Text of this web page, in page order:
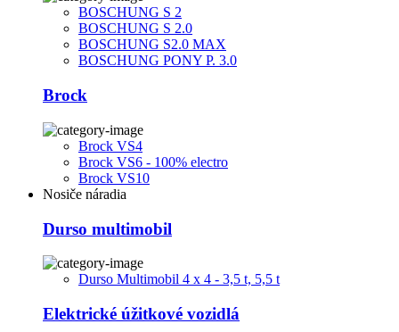
BOSCHUNG S 2
BOSCHUNG S 2.0
BOSCHUNG S2.0 MAX
BOSCHUNG PONY P. 3.0
Brock
Brock VS4
Brock VS6 - 100% electro
Brock VS10
Nosiče náradia
Durso multimobil
Durso Multimobil 4 x 4 - 3,5 t, 5,5 t
Elektrické úžitkové vozidlá